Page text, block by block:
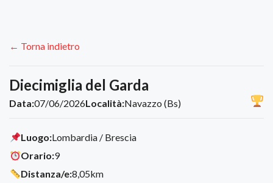
← Torna indietro
Diecimiglia del Garda
Data:07/06/2026Località:Navazzo (Bs)
Luogo:Lombardia / Brescia
Orario:9
Distanza/e:8,05km